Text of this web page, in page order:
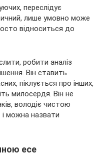
переслідує
лише умовно може
відноситься до
робити аналіз
Він ставить
піклується про інших,
милосердя. Він не
володіє чистою
можна назвати
есе